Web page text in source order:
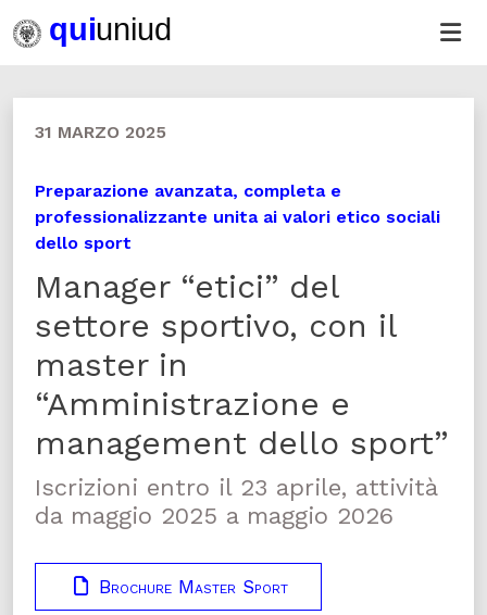
31 MARZO 2025
Preparazione avanzata, completa e
professionalizzante unita ai valori etico sociali
dello sport
Manager “etici” del
settore sportivo, con il
master in
“Amministrazione e
management dello sport”
Iscrizioni entro il 23 aprile, attività
da maggio 2025 a maggio 2026
Brochure Master Sport